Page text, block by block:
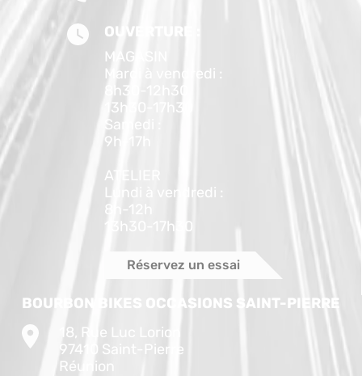
OUVERTURE :
MAGASIN
Mardi à vendredi :
8h30-12h30
13h30-17h30
Samedi :
9h-17h
ATELIER
Lundi à vendredi :
8h-12h
13h30-17h30
Réservez un essai
BOURBON BIKES OCCASIONS SAINT-PIERRE
18, Rue Luc Lorion
97410 Saint-Pierre
Réunion